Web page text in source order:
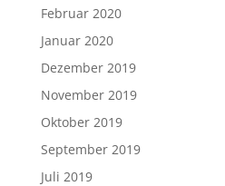
Februar 2020
Januar 2020
Dezember 2019
November 2019
Oktober 2019
September 2019
Juli 2019